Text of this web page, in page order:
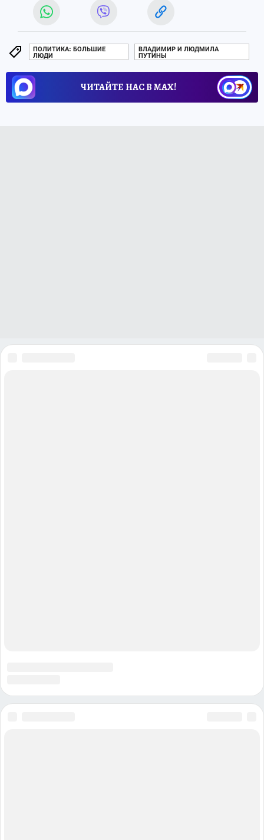
ПОЛИТИКА: БОЛЬШИЕ
ЛЮДИ
ВЛАДИМИР И ЛЮДМИЛА
ПУТИНЫ
ЧИТАЙТЕ НАС В МАХ!